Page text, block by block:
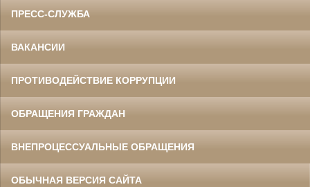
ПРЕСС-СЛУЖБА
ВАКАНСИИ
ПРОТИВОДЕЙСТВИЕ КОРРУПЦИИ
ОБРАЩЕНИЯ ГРАЖДАН
ВНЕПРОЦЕССУАЛЬНЫЕ ОБРАЩЕНИЯ
ОБЫЧНАЯ ВЕРСИЯ САЙТА